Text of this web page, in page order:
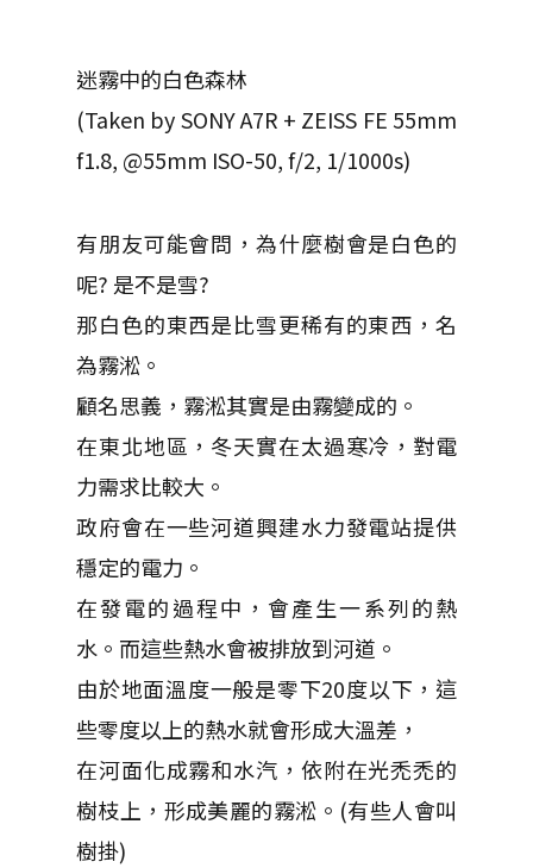
迷霧中的白色森林
(Taken by SONY A7R + ZEISS FE 55mm
f1.8, @55mm ISO-50, f/2, 1/1000s)
有朋友可能會問，為什麼樹會是白色的
呢? 是不是雪?
那白色的東西是比雪更稀有的東西，名
為霧淞。
顧名思義，霧淞其實是由霧變成的。
在東北地區，冬天實在太過寒冷，對電
力需求比較大。
政府會在一些河道興建水力發電站提供
穩定的電力。
在發電的過程中，會產生一系列的熱
水。而這些熱水會被排放到河道。
由於地面溫度一般是零下20度以下，這
些零度以上的熱水就會形成大溫差，
在河面化成霧和水汽，依附在光禿禿的
樹枝上，形成美麗的霧淞。(有些人會叫
樹掛)